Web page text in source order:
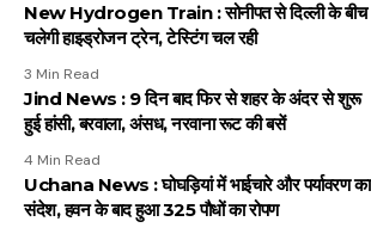
New Hydrogen Train : सोनीपत से दिल्ली के बीच
चलेगी हाइड्रोजन ट्रेन, टेस्टिंग चल रही
3 Min Read
Jind News : 9 दिन बाद फिर से शहर के अंदर से शुरू
हुई हांसी, बरवाला, अंसध, नरवाना रूट की बसें
4 Min Read
Uchana News : घोघड़ियां में भाईचारे और पर्यावरण का
संदेश, हवन के बाद हुआ 325 पौधों का रोपण